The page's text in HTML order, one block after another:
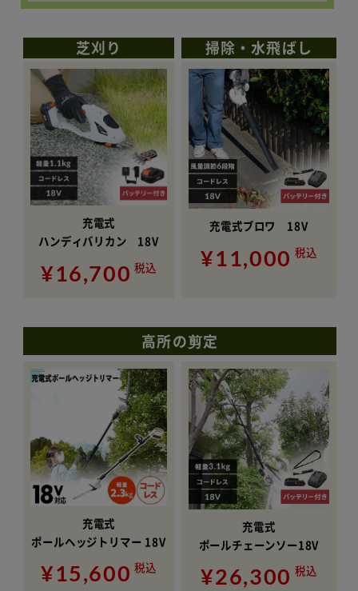
芝刈り 掃除・水飛ばし
充電式
ハンディバリカン 18V
¥16,700 税込
充電式ブロワ 18V
¥11,000 税込
高所の剪定
充電式
ポールヘッジトリマー 18V
¥15,600 税込
充電式
ポールチェーンソー18V
¥26,300 税込